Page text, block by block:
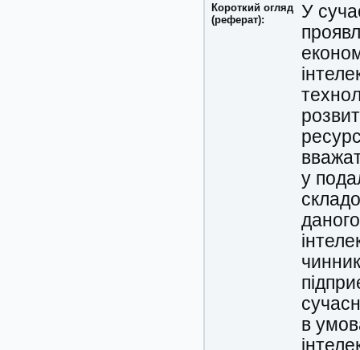
Короткий огляд
(реферат):
У
у
в